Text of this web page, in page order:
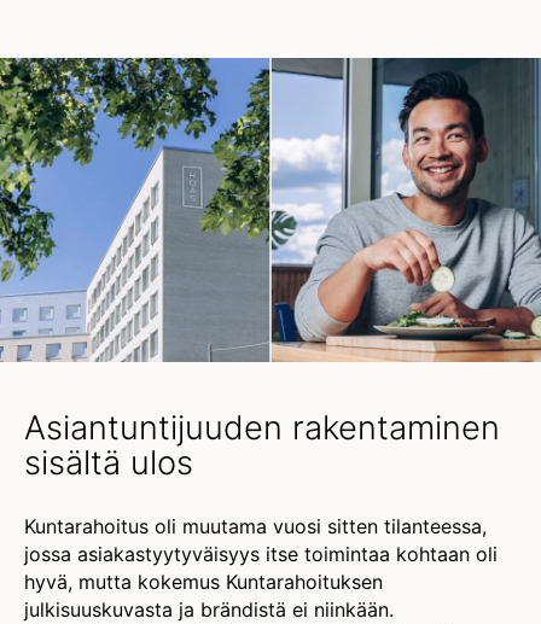
Asiantuntijuuden rakentaminen
sisältä ulos
Kuntarahoitus oli muutama vuosi sitten tilanteessa,
jossa asiakastyytyväisyys itse toimintaa kohtaan oli
hyvä, mutta kokemus Kuntarahoituksen
julkisuuskuvasta ja brändistä ei niinkään.